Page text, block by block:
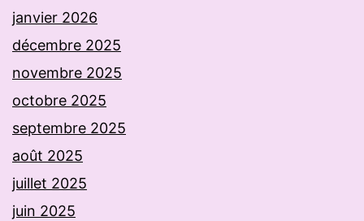
janvier 2026
décembre 2025
novembre 2025
octobre 2025
septembre 2025
août 2025
juillet 2025
juin 2025